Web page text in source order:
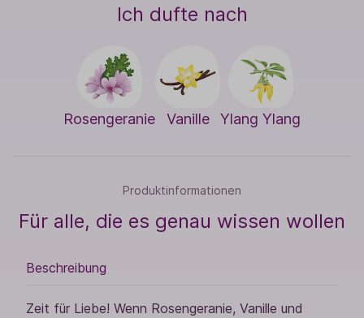
Ich dufte nach
Rosengeranie Vanille Ylang Ylang
Produktinformationen
Für alle, die es genau wissen wollen
Beschreibung
Zeit für Liebe! Wenn Rosengeranie, Vanille und